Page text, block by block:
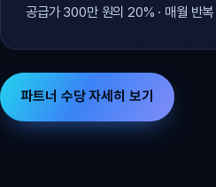
공급가 300만 원의 20% · 매월 반복
파트너 수당 자세히 보기